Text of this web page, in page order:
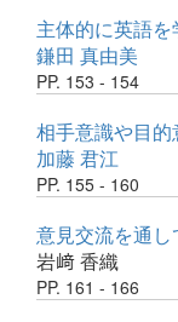
主体的に英語
鎌田 真由美
PP. 153 - 154
相手意識や目
加藤 君江
PP. 155 - 160
意見交流を通
岩﨑 香織
PP. 161 - 166